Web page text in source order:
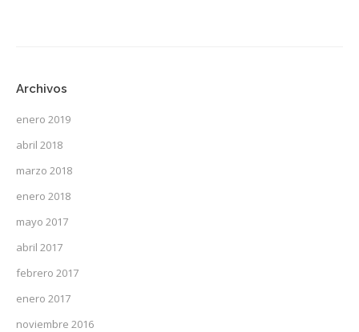
Archivos
enero 2019
abril 2018
marzo 2018
enero 2018
mayo 2017
abril 2017
febrero 2017
enero 2017
noviembre 2016